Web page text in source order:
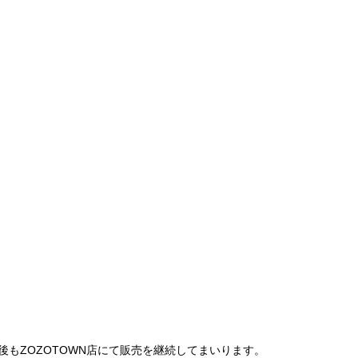
ZOZOTOWN店にて販売を継続してまいります。